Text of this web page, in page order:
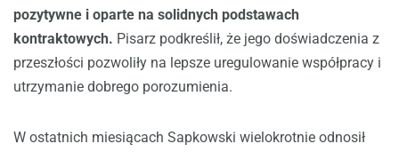
pozytywne i oparte na solidnych podstawach
kontraktowych. Pisarz podkreślił, że jego doświadczenia z
przeszłości pozwoliły na lepsze uregulowanie współpracy i
utrzymanie dobrego porozumienia.
W ostatnich miesiącach Sapkowski wielokrotnie odnosił